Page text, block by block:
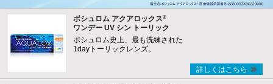
ボシュロム アクアロックス®
ワンデー UV シン トーリック
ボシュロム史上、最も洗練された
1dayトーリックレンズ。
詳しくはこちら